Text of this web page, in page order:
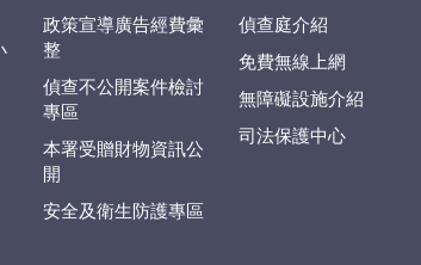
政策宣導廣告經費彙
整
偵查不公開案件檢討
專區
本署受贈財物資訊公
開
安全及衛生防護專區
偵查庭介紹
免費無線上網
無障礙設施介紹
司法保護中心